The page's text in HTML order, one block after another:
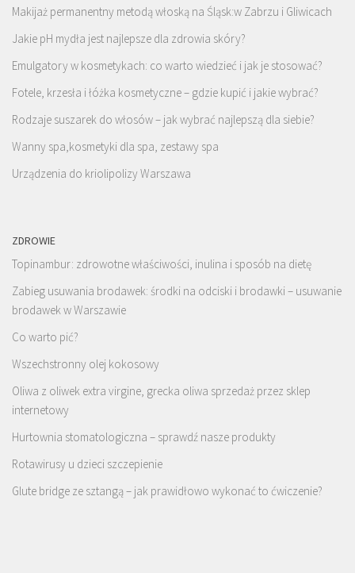
Makijaż permanentny metodą włoską na Śląsk:w Zabrzu i Gliwicach
Jakie pH mydła jest najlepsze dla zdrowia skóry?
Emulgatory w kosmetykach: co warto wiedzieć i jak je stosować?
Fotele, krzesła i łóżka kosmetyczne – gdzie kupić i jakie wybrać?
Rodzaje suszarek do włosów – jak wybrać najlepszą dla siebie?
Wanny spa,kosmetyki dla spa, zestawy spa
Urządzenia do kriolipolizy Warszawa
ZDROWIE
Topinambur: zdrowotne właściwości, inulina i sposób na dietę
Zabieg usuwania brodawek: środki na odciski i brodawki – usuwanie
brodawek w Warszawie
Co warto pić?
Wszechstronny olej kokosowy
Oliwa z oliwek extra virgine, grecka oliwa sprzedaż przez sklep
internetowy
Hurtownia stomatologiczna – sprawdź nasze produkty
Rotawirusy u dzieci szczepienie
Glute bridge ze sztangą – jak prawidłowo wykonać to ćwiczenie?